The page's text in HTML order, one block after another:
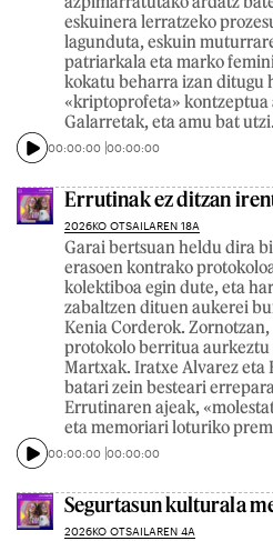
eskuinera lerratzeko
lagunduta, eskuin
patriarkala eta marko
kokatu beharra izan ditugu
«kriptoprofeta» kontzeptua
Galarretak, eta amu bat utzi.
00:00:00 00:00:00
Errutinak ez ditzan
2026KO OTSAILAREN 18A
Garai bertsuan heldu dira
erasoen kontrako
kolektiboa egin dute, eta
zabaltzen dituen aukerei
Kenia Corderok.
protokolo berritua
Martxak. Iratxe Alvarez eta
batari zein besteari
Errutinaren ajeak,
eta memoriari loturiko
00:00:00 00:00:00
Segurtasun kulturala
2026KO OTSAILAREN 4A